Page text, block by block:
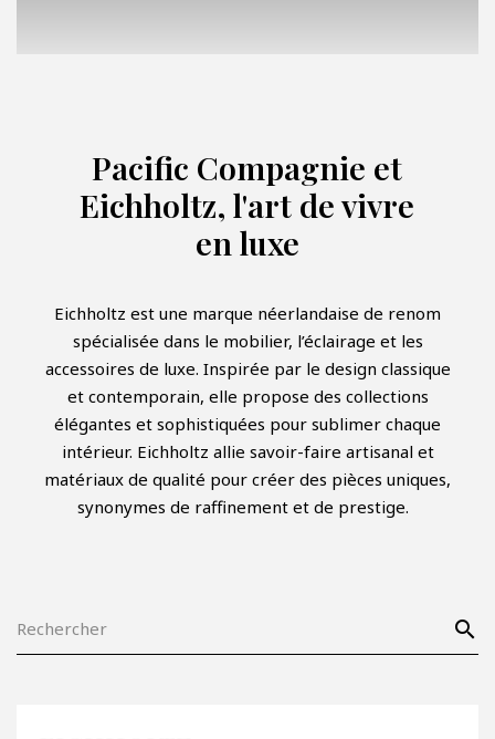
Pacific Compagnie et
Eichholtz, l'art de vivre
en luxe
Eichholtz est une marque néerlandaise de renom
spécialisée dans le mobilier, l’éclairage et les
accessoires de luxe. Inspirée par le design classique
et contemporain, elle propose des collections
élégantes et sophistiquées pour sublimer chaque
intérieur. Eichholtz allie savoir-faire artisanal et
matériaux de qualité pour créer des pièces uniques,
synonymes de raffinement et de prestige.
search